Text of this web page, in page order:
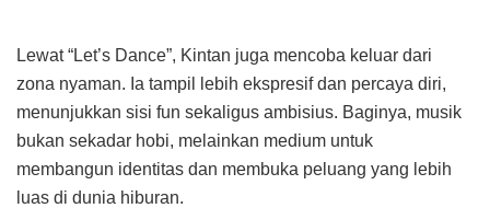
Lewat “Let’s Dance”, Kintan juga mencoba keluar dari
zona nyaman. Ia tampil lebih ekspresif dan percaya diri,
menunjukkan sisi fun sekaligus ambisius. Baginya, musik
bukan sekadar hobi, melainkan medium untuk
membangun identitas dan membuka peluang yang lebih
luas di dunia hiburan.